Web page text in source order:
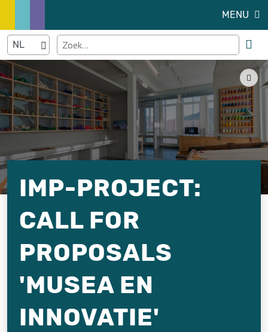
MENU
IMP-PROJECT:
CALL FOR
PROPOSALS
'MUSEA EN
INNOVATIE'